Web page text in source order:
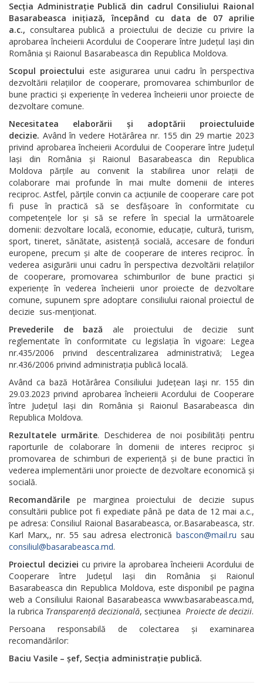
Secția Administrație Publică din cadrul Consiliului Raional
Basarabeasca inițiază, începând cu data de 07 aprilie
a.c., consultarea publică a proiectului de decizie cu privire la
aprobarea încheierii Acordului de Cooperare între Județul Iași din
România și Raionul Basarabeasca din Republica Moldova.
Scopul proiectului este asigurarea unui cadru în perspectiva
dezvoltării relațiilor de cooperare, promovarea schimburilor de
bune practici și experiențe în vederea încheierii unor proiecte de
dezvoltare comune.
Necesitatea elaborării și adoptării proiectuluide
decizie. Având în vedere Hotărârea nr. 155 din 29 martie 2023
privind aprobarea încheierii Acordului de Cooperare între Județul
Iași din România și Raionul Basarabeasca din Republica
Moldova părțile au convenit la stabilirea unor relații de
colaborare mai profunde în mai multe domenii de interes
reciproc. Astfel, părțile convin ca acțiunile de cooperare care pot
fi puse în practică să se desfășoare în conformitate cu
competențele lor și să se refere în special la următoarele
domenii: dezvoltare locală, economie, educație, cultură, turism,
sport, tineret, sănătate, asistență socială, accesare de fonduri
europene, precum și alte de cooperare de interes reciproc. În
vederea asigurării unui cadru în perspectiva dezvoltării relațiilor
de cooperare, promovarea schimburilor de bune practici și
experiențe în vederea încheierii unor proiecte de dezvoltare
comune, supunem spre adoptare consiliului raional proiectul de
decizie sus-menţionat.
Prevederile de bazăale proiectului de decizie sunt
reglementate în conformitate cu legislația în vigoare: Legea
nr.435/2006 privind descentralizarea administrativă; Legea
nr.436/2006 privind administrația publică locală.
Având ca bază Hotărârea Consiliului Județean Iaşi nr. 155 din
29.03.2023 privind aprobarea încheierii Acordului de Cooperare
între Județul Iași din România și Raionul Basarabeasca din
Republica Moldova.
Rezultatele urmărite. Deschiderea de noi posibilități pentru
raporturile de colaborare în domenii de interes reciproc și
promovarea de schimburi de experiență și de bune practici în
vederea implementării unor proiecte de dezvoltare economică și
socială.
Recomandările pe marginea proiectului de decizie supus
consultării publice pot fi expediate până pe data de 12 mai a.c.,
pe adresa: Consiliul Raional Basarabeasca, or.Basarabeasca, str.
Karl Marx,, nr. 55 sau adresa electronică bascon@mail.ru sau
consiliul@basarabeasca.md.
Proiectul deciziei cu privire la aprobarea încheierii Acordului de
Cooperare între Județul Iași din România și Raionul
Basarabeasca din Republica Moldova, este disponibil pe pagina
web a Consiliului Raional Basarabeasca www:basarabeasca.md,
la rubrica Transparență decizională, secțiunea Proiecte de decizii.
Persoana responsabilă de colectarea și examinarea
recomandărilor:
Baciu Vasile – șef, Secția administrație publică.